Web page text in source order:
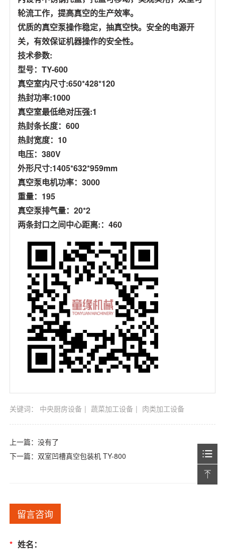
轮流工作，提高真空的生产效率。
优质的真空泵操作稳定，抽真空快。安全的电源开
关，有效保证机器操作的安全性。
技术参数:
型号：TY-600
真空室内尺寸:650*428*120
热封功率:1000
真空室最低绝对压强:1
热封条长度：600
热封宽度：10
电压：380V
外形尺寸:1405*632*959mm
真空泵电机功率：3000
重量：195
真空泵排气量：20*2
两条封口之间中心距离:：460
关键词： 中央厨房设备 蔬菜加工设备 肉类加工设备
上一篇：没有了
下一篇： 双室凹槽真空包装机 TY-800
留言咨询
* 姓名：